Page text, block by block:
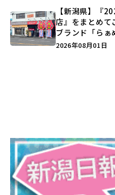
【新潟県】『
店』をまとめて
ブランド「らぁ
しょうがの空」
2026年08月01日